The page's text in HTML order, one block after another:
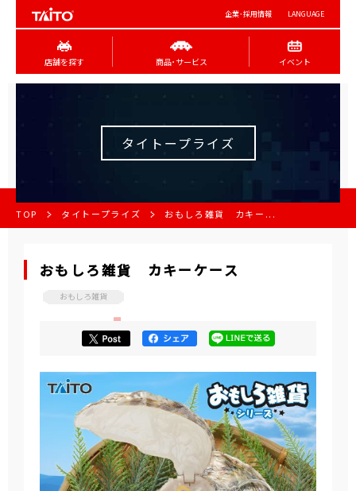
企業･採用情報 LANGUAGE
店舗を探す 商品･サービス イベント
タイトープライズ
TOP タイトープライズ おもしろ雑貨 カキー...
おもしろ雑貨 カキーケース
おもしろ雑貨